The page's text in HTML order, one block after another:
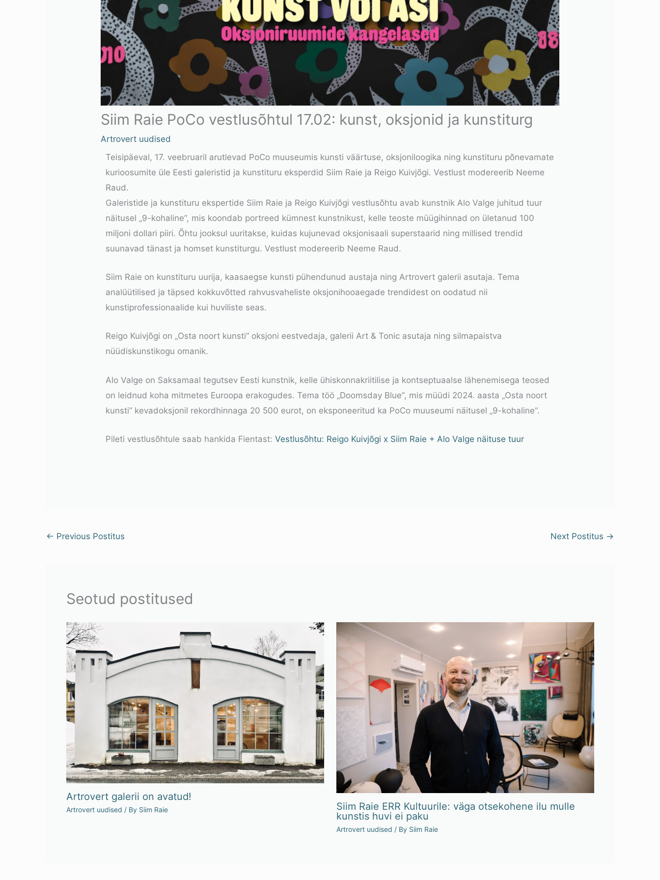
Siim Raie PoCo vestlusõhtul 17.02: kunst, oksjonid ja kunstiturg
Artrovert uudised
Teisipäeval, 17. veebruaril arutlevad PoCo muuseumis kunsti väärtuse, oksjoniloogika ning kunstituru põnevamate
kurioosumite üle Eesti galeristid ja kunstituru eksperdid Siim Raie ja Reigo Kuivjõgi. Vestlust modereerib Neeme
Raud.
Galeristide ja kunstituru ekspertide Siim Raie ja Reigo Kuivjõgi vestlusõhtu avab kunstnik Alo Valge juhitud tuur
näitusel „9-kohaline“, mis koondab portreed kümnest kunstnikust, kelle teoste müügihinnad on ületanud 100
miljoni dollari piiri. Õhtu jooksul uuritakse, kuidas kujunevad oksjonisaali superstaarid ning millised trendid
suunavad tänast ja homset kunstiturgu. Vestlust modereerib Neeme Raud.
Siim Raie on kunstituru uurija, kaasaegse kunsti pühendunud austaja ning Artrovert galerii asutaja. Tema
analüütilised ja täpsed kokkuvõtted rahvusvaheliste oksjonihooaegade trendidest on oodatud nii
kunstiprofessionaalide kui huviliste seas.
Reigo Kuivjõgi on „Osta noort kunsti“ oksjoni eestvedaja, galerii Art & Tonic asutaja ning silmapaistva
nüüdiskunstikogu omanik.
Alo Valge on Saksamaal tegutsev Eesti kunstnik, kelle ühiskonnakriitilise ja kontseptuaalse lähenemisega teosed
on leidnud koha mitmetes Euroopa erakogudes. Tema töö „Doomsday Blue“, mis müüdi 2024. aasta „Osta noort
kunsti“ kevadoksjonil rekordhinnaga 20 500 eurot, on eksponeeritud ka PoCo muuseumi näitusel „9-kohaline“.
Pileti vestlusõhtule saab hankida Fientast:Vestlusõhtu: Reigo Kuivjõgi x Siim Raie + Alo Valge näituse tuur
← Previous Postitus Next Postitus →
Seotud postitused
Artrovert galerii on avatud!
Artrovert uudised / By Siim Raie
Siim Raie ERR Kultuurile: väga otsekohene ilu mulle
kunstis huvi ei paku
Artrovert uudised / By Siim Raie